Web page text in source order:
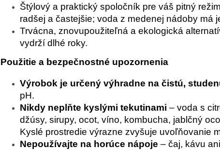
Štýlový a praktický spoločník pre váš pitný
radšej a častejšie; voda z medenej nádoby má
Trvácna, znovupoužiteľná a ekologická
vydrží dlhé roky.
Použitie a bezpečnostné upozornenia
Výrobok je určený výhradne na čistú,
pH.
Nikdy neplňte kyslými tekutinami – voda s
džúsy, sirupy, ocot, víno, kombucha, jablčný
Kyslé prostredie výrazne zvyšuje uvoľňovanie
Nepoužívajte na horúce nápoje – čaj, kávu